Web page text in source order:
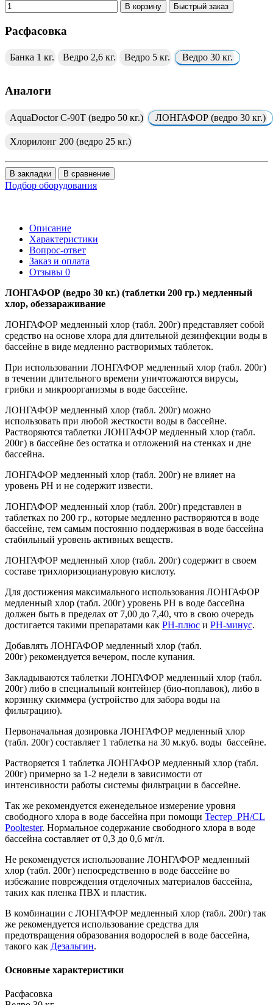
В корзину Быстрый заказ
Расфасовка
Банка 1 кг. Ведро 2,6 кг. Ведро 5 кг. Ведро 30 кг.
Аналоги
AquaDoctor C-90T (ведро 50 кг.) ЛОНГАФОР (ведро 30 кг.)
Хлорилонг 200 (ведро 25 кг.)
В закладки В сравнение
Подбор оборудования
Описание
Характеристики
Вопрос-ответ
Заказ и оплата
Отзывы 0
ЛОНГАФОР (ведро 30 кг.) (таблетки 200 гр.) медленный
хлор, обеззараживание
ЛОНГАФОР медленный хлор (табл. 200г) представляет собой
средство на основе хлора для длительной дезинфекции воды в
бассейне в виде медленно растворимых таблеток.
При использовании ЛОНГАФОР медленный хлор (табл. 200г)
в течении длительного времени уничтожаются вирусы,
грибки и микроорганизмы в воде бассейне.
ЛОНГАФОР медленный хлор (табл. 200г) можно
использовать при любой жесткости воды в бассейне.
Растворяются таблетки ЛОНГАФОР медленный хлор (табл.
200г) в бассейне без остатка и отложений на стенках и дне
бассейна.
ЛОНГАФОР медленный хлор (табл. 200г) не влияет на
уровень РН и не содержит извести.
ЛОНГАФОР медленный хлор (табл. 200г) представлен в
таблетках по 200 гр., которые медленно растворяются в воде
бассейне, тем самым постоянно поддерживая в воде бассейна
стабильный уровень активных веществ.
ЛОНГАФОР медленный хлор (табл. 200г) содержит в своем
составе трихлоризоциануровую кислоту.
Для достижения максимального использования ЛОНГАФОР
медленный хлор (табл. 200г) уровень РН в воде бассейна
должен быть в пределах от 7,00 до 7,40, что в свою очередь
достигается такими препаратами как РН-плюс и РН-минус.
Добавлять ЛОНГАФОР медленный хлор (табл.
200г) рекомендуется вечером, после купания.
Закладываются таблетки ЛОНГАФОР медленный хлор (табл.
200г) либо в специальный контейнер (био-поплавок), либо в
корзинку скиммера (устройство для забора воды на
фильтрацию).
Первоначальная дозировка ЛОНГАФОР медленный хлор
(табл. 200г) составляет 1 таблетка на 30 м.куб. воды бассейне.
Растворяется 1 таблетка ЛОНГАФОР медленный хлор (табл.
200г) примерно за 1-2 недели в зависимости от
интенсивности работы системы фильтрации в бассейне.
Так же рекомендуется еженедельное измерение уровня
свободного хлора в воде бассейна при помощи Тестер PH/CL
Pooltester. Нормальное содержание свободного хлора в воде
бассейна составляет от 0,3 до 0,6 мг/л.
Не рекомендуется использование ЛОНГАФОР медленный
хлор (табл. 200г) непосредственно в воде бассейне во
избежание повреждения отделочных материалов бассейна,
таких как пленка ПВХ и пластик.
В комбинации с ЛОНГАФОР медленный хлор (табл. 200г) так
же рекомендуется использование средства для
предотвращения образования водорослей в воде бассейна,
такого как Дезальгин.
Основные характеристики
Расфасовка